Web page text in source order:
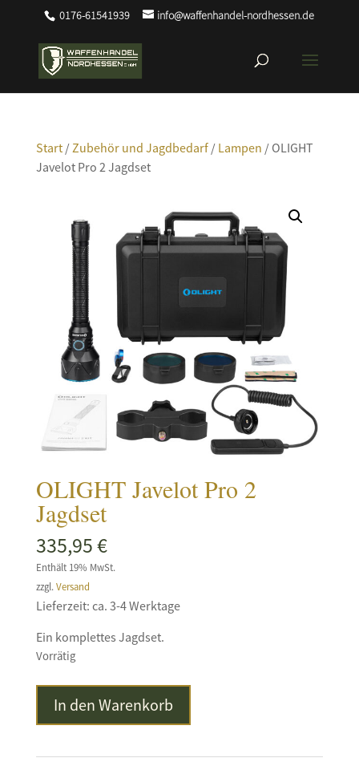
0176-61541939 info@waffenhandel-nordhessen.de
Start/Zubehör und Jagdbedarf/ Lampen / OLIGHT
Javelot Pro 2 Jagdset
OLIGHT Javelot Pro 2
Jagdset
335,95€
Enthält 19% MwSt.
zzgl.Versand
Lieferzeit: ca. 3-4 Werktage
Ein komplettes Jagdset.
Vorrätig
Javelot
In den Warenkorb